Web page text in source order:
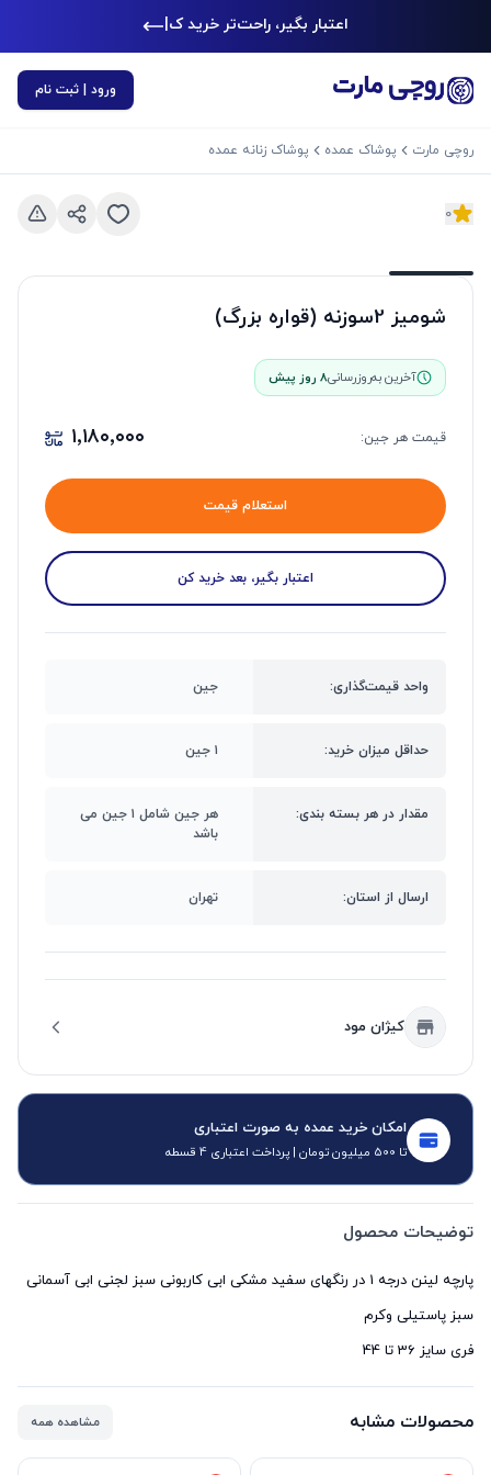
اعتبار بگیر، راحت‌تر خرید کن |
ورود | ثبت نام
روچی مارت پوشاک عمده پوشاک زنانه عمده
0
شومیز 2سوزنه (قواره بزرگ)
آخرین به‌روزرسانی8 روز پیش
قیمت هر جین: ۱٬۱۸۰٬۰۰۰
استعلام قیمت
اعتبار بگیر، بعد خرید کن
واحد قیمت‌گذاری: جین
حداقل میزان خرید: ۱ جین
مقدار در هر بسته بندی:
هر جین شامل ۱ جین می
باشد
ارسال از استان: تهران
کیژان مود
امکان خرید عمده به صورت اعتباری
تا 500 میلیون تومان | پرداخت اعتباری 4 قسطه
توضیحات محصول
پارچه لینن درجه 1 در رنگهای سفید مشکی ابی کاربونی سبز لجنی ابی آسمانی
فری سایز 36 تا 44
محصولات مشابه مشاهده همه